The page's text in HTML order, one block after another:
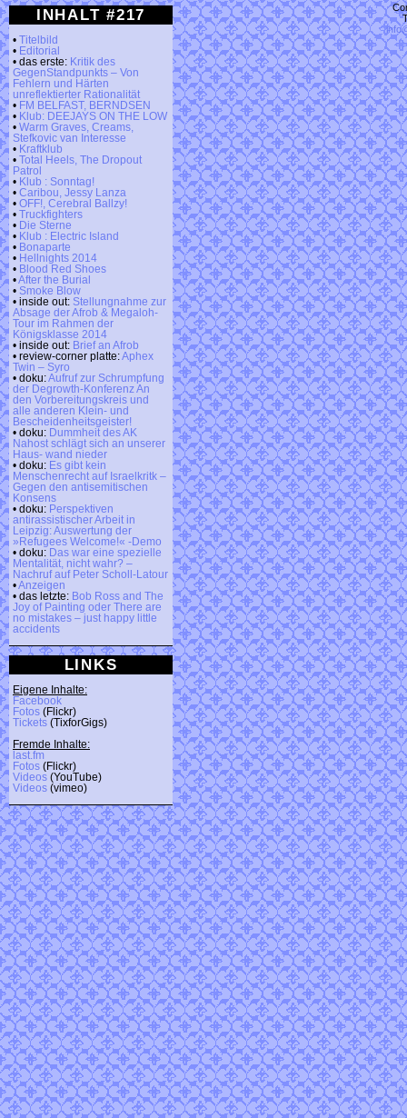
INHALT #217
• Titelbild
• Editorial
• das erste: Kritik des
GegenStandpunkts – Von
Fehlern und Härten
unreflektierter Rationalität
• FM BELFAST, BERNDSEN
• Klub: DEEJAYS ON THE LOW
• Warm Graves, Creams,
Stefkovic van Interesse
• Kraftklub
• Total Heels, The Dropout
Patrol
• Klub : Sonntag!
• Caribou, Jessy Lanza
• OFF!, Cerebral Ballzy!
• Truckfighters
• Die Sterne
• Klub : Electric Island
• Bonaparte
• Hellnights 2014
• Blood Red Shoes
•After the Burial
• Smoke Blow
• inside out: Stellungnahme zur
Absage der Afrob & Megaloh-
Tour im Rahmen der
Königsklasse 2014
• inside out: Brief an Afrob
• review-corner platte:Aphex
Twin – Syro
• doku:Aufruf zur Schrumpfung
der Degrowth-Konferenz An
den Vorbereitungskreis und
alle anderen Klein- und
Bescheidenheitsgeister!
• doku: Dummheit des AK
Nahost schlägt sich an unserer
Haus- wand nieder
• doku: Es gibt kein
Menschenrecht auf Israelkritk –
Gegen den antisemitischen
Konsens
• doku: Perspektiven
antirassistischer Arbeit in
Leipzig: Auswertung der
»Refugees Welcome!« -Demo
• doku: Das war eine spezielle
Mentalität, nicht wahr? –
Nachruf auf Peter Scholl-Latour
•Anzeigen
• das letzte: Bob Ross and The
Joy of Painting oder There are
no mistakes – just happy little
accidents
LINKS
Eigene Inhalte:
Facebook
Fotos (Flickr)
Tickets (TixforGigs)
Fremde Inhalte:
last.fm
Fotos (Flickr)
Videos (YouTube)
Videos (vimeo)